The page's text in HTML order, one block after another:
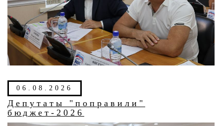
06.08.2026
Депутаты "поправили"
бюджет-2026